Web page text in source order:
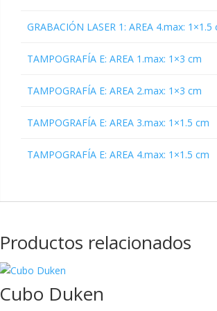
GRABACIÓN LASER 1: AREA 4.max: 1×1.5
TAMPOGRAFÍA E: AREA 1.max: 1×3 cm
TAMPOGRAFÍA E: AREA 2.max: 1×3 cm
TAMPOGRAFÍA E: AREA 3.max: 1×1.5 cm
TAMPOGRAFÍA E: AREA 4.max: 1×1.5 cm
Productos relacionados
Cubo Duken